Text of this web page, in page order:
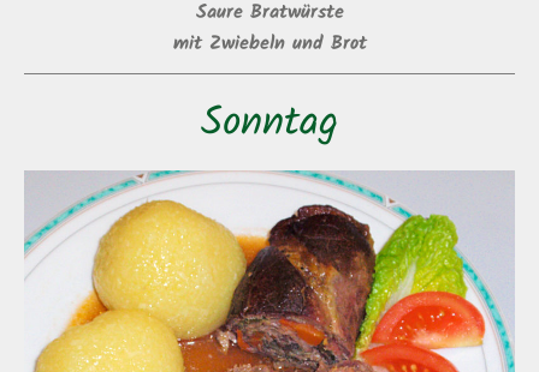
Saure Bratwürste
mit Zwiebeln und Brot
Sonntag